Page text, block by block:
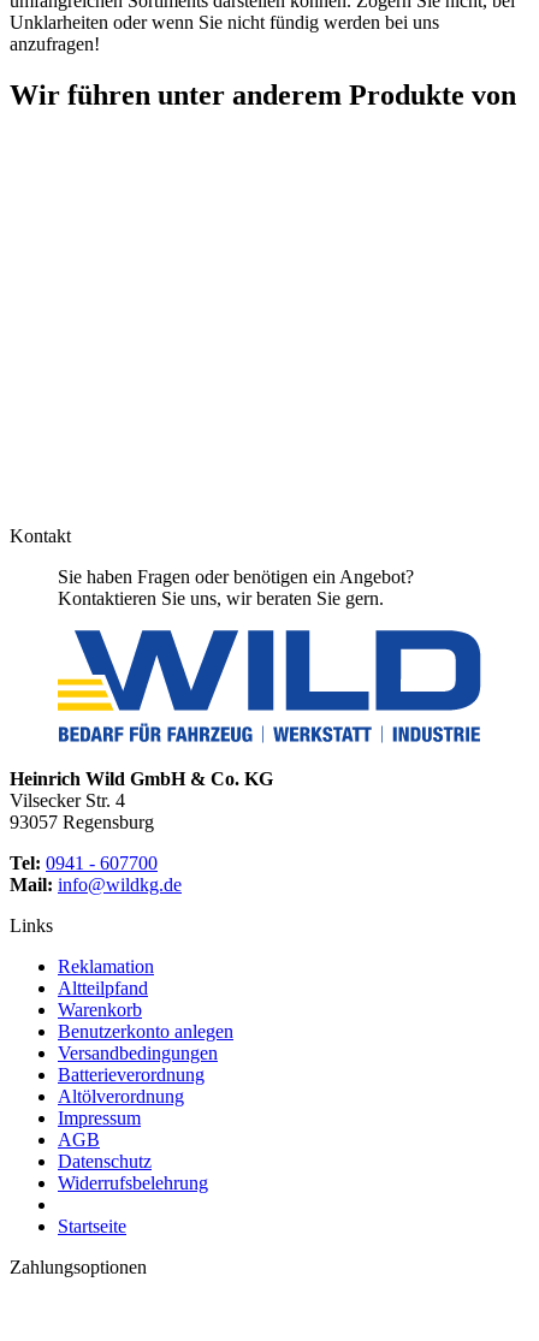
Unklarheiten oder wenn Sie nicht fündig werden bei uns
anzufragen!
Wir führen unter anderem Produkte von
Kontakt
Sie haben Fragen oder benötigen ein Angebot?
Kontaktieren Sie uns, wir beraten Sie gern.
Heinrich Wild GmbH & Co. KG
Vilsecker Str. 4
93057 Regensburg
Tel: 0941 - 607700
Mail: info@wildkg.de
Links
Reklamation
Altteilpfand
Warenkorb
Benutzerkonto anlegen
Versandbedingungen
Batterieverordnung
Altölverordnung
Impressum
AGB
Datenschutz
Widerrufsbelehrung
Startseite
Zahlungsoptionen